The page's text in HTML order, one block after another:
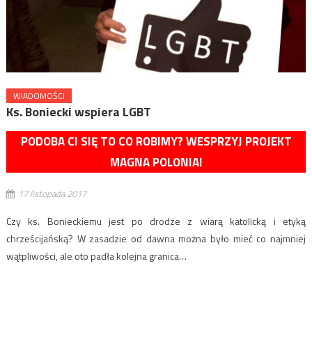
WIADOMOŚCI
Ks. Boniecki wspiera LGBT
PODOBA CI SIĘ TO CO ROBIMY? WESPRZYJ PROJEKT
MAGNA POLONIA!
17 listopada 2017
Czy ks. Bonieckiemu jest po drodze z wiarą katolicką i etyką
chrześcijańską? W zasadzie od dawna można było mieć co najmniej
wątpliwości, ale oto padła kolejna granica…